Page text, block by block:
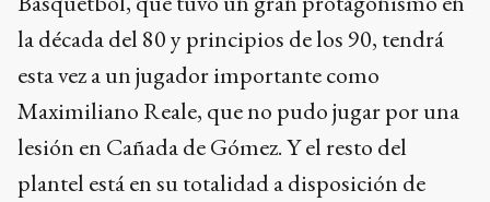
la década del 80 y principios de los 90, tendrá
esta vez a un jugador importante como
Maximiliano Reale, que no pudo jugar por una
lesión en Cañada de Gómez. Y el resto del
plantel está en su totalidad a disposición de